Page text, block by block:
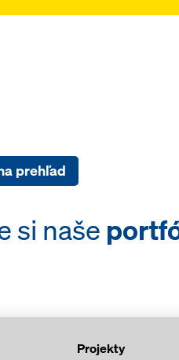
prehľad
si naše
Projekty